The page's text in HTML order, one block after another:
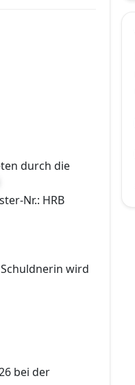
durch die
Nr.: HRB
wird
bei der